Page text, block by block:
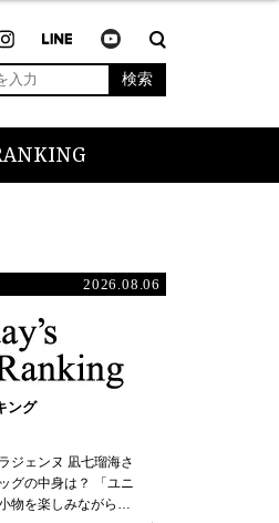
検索
2026.08.06
ング
ジェンヌ 凪七瑠海さ
グの中身は？ 「ユニ
物を楽しみながら…